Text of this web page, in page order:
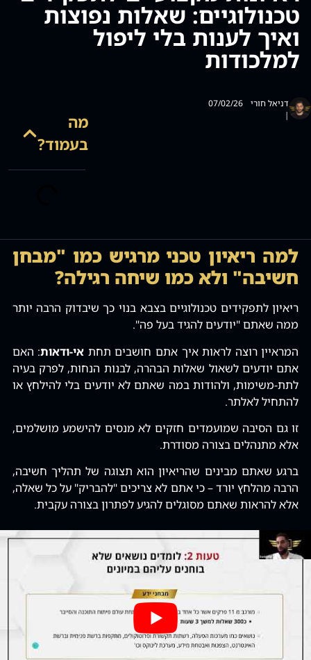
טכנולוגיים: שאלות נפוצות
ואיך לענות בלי ליפול
למלכודות
דניאל חורי
|
07/02/26
מה
בעמוד?
למה ריאיון טכני מרגיש כמו "מבחן
חשיבה" ולא כמו שיחה רגילה?
ריאיון לתפקידים טכנולוגיים בצבא בנוי כך שיבדוק הרבה יותר
ממה שאתם "יודעים להגיד בעל פה".
המראיין רוצה לראות איך אתם חושבים תחת אי-ודאות: האם
אתם יודעים לשאול שאלות הבהרה‚ לבנות הנחות‚ לפרק בעיה
לתת-משימות‚ ולהודות במה שאתם לא יודעים בלי להילחץ או
להתחיל לאלתר.
זו גם הסיבה שמועמדים חזקים לא מנסים להישמע מושלמים‚
אלא מתנהלים בצורה מסודרת.
ברגע שאתם מבינים שהריאיון הוא תצוגה של תהליך חשיבה‚
הרבה מהלחץ יורד – כי אתם לא צריכים "להבריק" על כל שאלה‚
אלא להראות שאתם מסוגלים להגיע לפתרון בצורה עקבית.
font_download סמן קישורים
לאפס
cached